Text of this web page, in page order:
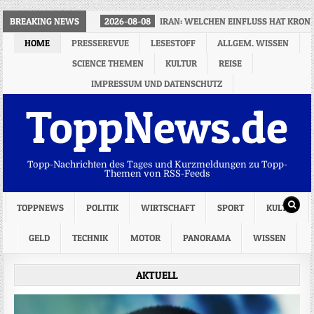
BREAKING NEWS 2026-08-08
IRAN: WELCHEN EINFLUSS HAT
HOME
PRESSEREVUE LESESTOFF
ALLGEM. WISSEN
SCIENCE THEMEN
KULTUR
REISE
IMPRESSUM UND DATENSCHUTZ
ToppNews.de
Topp-Nachrichten des Tages und Kurzmeldungen zu Topp-
Themen von RSS-Feeds
TOPPNEWS POLITIK WIRTSCHAFT SPORT KULTUR
GELD TECHNIK MOTOR PANORAMA WISSEN
AKTUELL